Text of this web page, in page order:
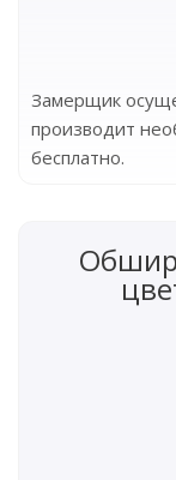
Замерщик
производит
бесплатно.